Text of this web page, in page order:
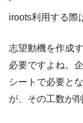
iroots利用する際
志望動機を作成
必要ですよね。
シートで必要と
が、その工数が